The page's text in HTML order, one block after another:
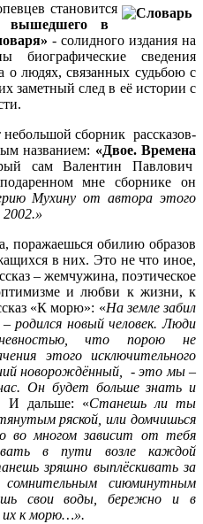
становится
вышедшего в
- солидного издания на
сведения
о людях, связанных судьбою с
заметный след в её истории с
сборник рассказов-
названием: «Двое. Времена
сам Валентин Павлович
мне сборнике он
Мухину от автора этого
2002.»
поражаешься обилию образов
в них. Это не что иное,
– жемчужина, поэтическое
и любви к жизни, к
«К морю»: «На земле забил
родился новый человек. Люди
что порою не
этого исключительного
новорождённый, - это мы –
Он будет больше знать и
И дальше: «Станешь ли ты
ряской, или домчишься
во многом зависит от тебя
в пути возле каждой
зряшно выплёскивать за
сиюминутным
свои воды, бережно и в
их к морю…».